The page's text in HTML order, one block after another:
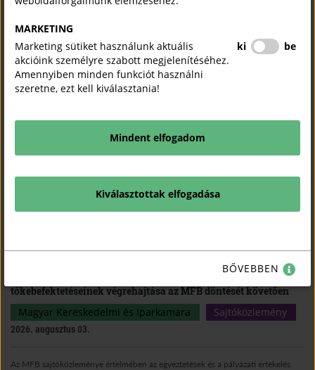
KAPCSOLÓDÓ TARTALMAK
tőkebefektetéseinek végrehajtása az MFB döntését követően
Magyar Kereskedelmi és Iparkamara
Sajtóközlemény
2026. augusztus 03.
Az MFB sajtóközleménye értelmében az egyeztetések és a pályázati értékelés
MARKETING
Marketing sütiket használunk aktuális
akcióink személyre szabott megjelenítéséhez.
Amennyiben minden funkciót használni
szeretne, ezt kell kiválasztania!
ki be
Mindent elfogadom
Kiválasztottak elfogadása
BŐVEBBEN